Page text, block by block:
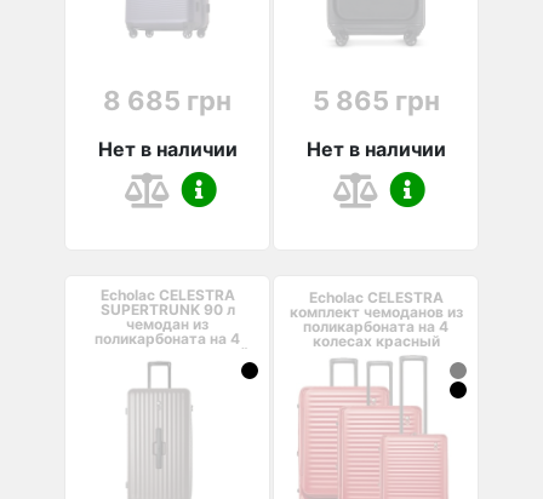
8 685 грн
Нет в наличии
5 865 грн
Нет в наличии
Echolac CELESTRA
SUPERTRUNK 90 л
чемодан из
поликарбоната на 4
колесах темно-серый
Echolac CELESTRA
комплект чемоданов из
поликарбоната на 4
колесах красный